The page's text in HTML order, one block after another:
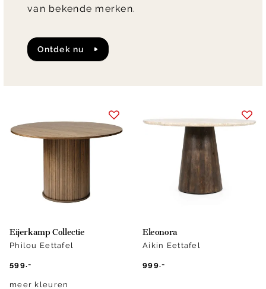
Eijerkamp Collectie
Philou Eettafel
599.-
meer kleuren
Eleonora
Aikin Eettafel
999.-
van bekende merken.
Ontdek nu